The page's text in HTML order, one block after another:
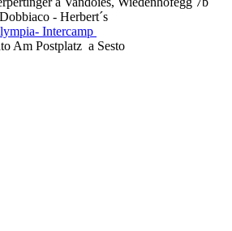
- Herbert´s
Intercamp
Am Postplatz a Sesto